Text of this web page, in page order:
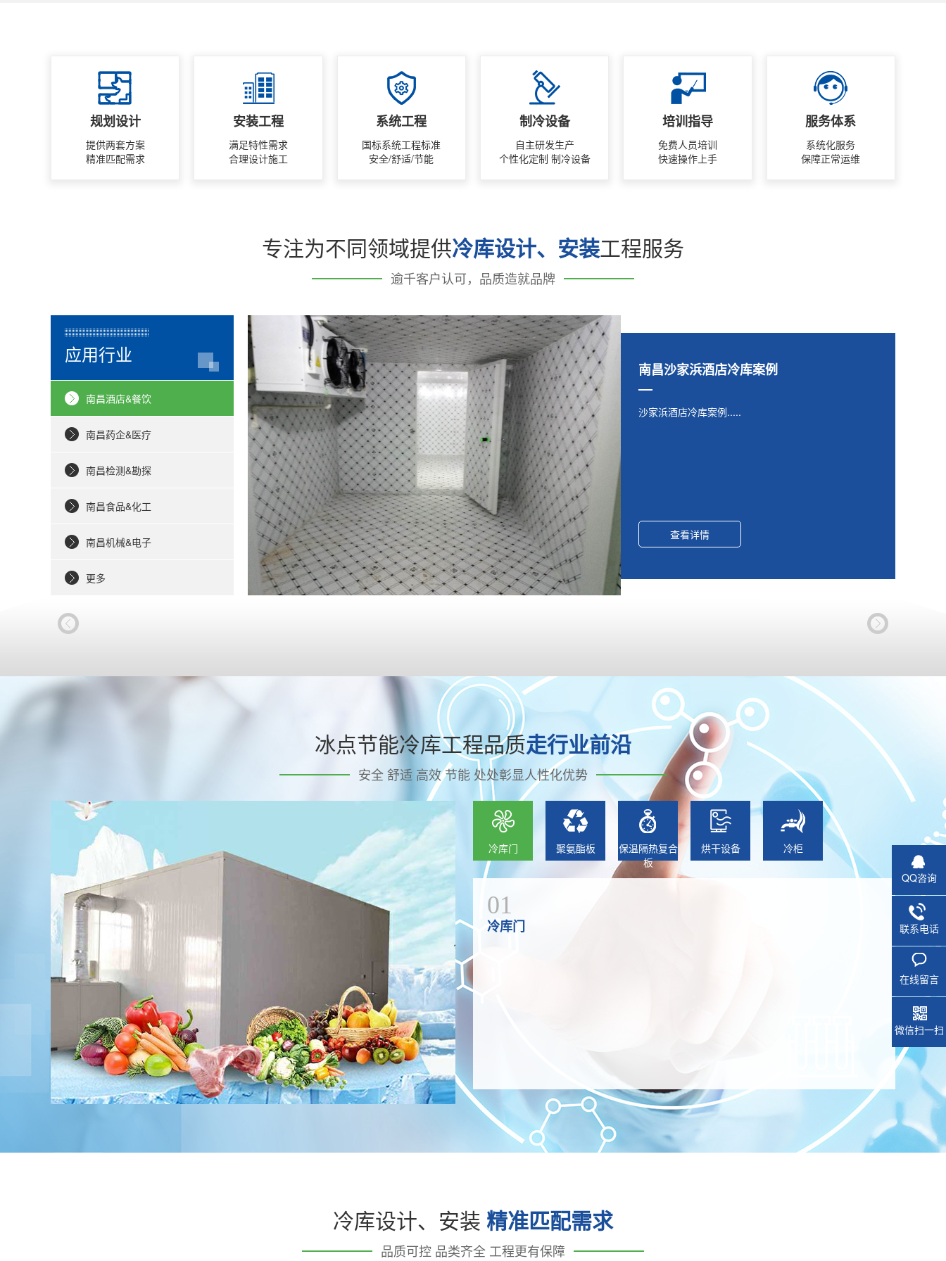
规划设计
提供两套方案
精准匹配需求
安装工程
满足特性需求
合理设计施工
系统工程
国标系统工程标准
安全/舒适/节能
制冷设备
自主研发生产
个性化定制 制冷设备
培训指导
免费人员培训
快速操作上手
服务体系
系统化服务
保障正常运维
专注为不同领域提供冷库设计、安装工程服务
逾千客户认可，品质造就品牌
应用行业
南昌酒店&餐饮
南昌药企&医疗
南昌检测&勘探
南昌食品&化工
南昌机械&电子
更多
南昌沙家浜酒店冷库案例
沙家浜酒店冷库案例.....
查看详情
冰点节能冷库工程品质走行业前沿
安全 舒适 高效 节能 处处彰显人性化优势
冷库门 聚氨酯板
保温隔热复合
板
烘干设备 冷柜
01
冷库门
冷库设计、安装 精准匹配需求
品质可控 品类齐全 工程更有保障
QQ咨询
联系电话
在线留言
微信扫一扫